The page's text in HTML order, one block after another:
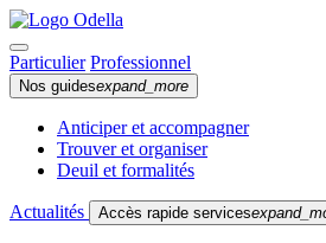
Particulier Professionnel
Nos guidesexpand_more
Anticiper et accompagner
Trouver et organiser
Deuil et formalités
Actualités Accès rapide services